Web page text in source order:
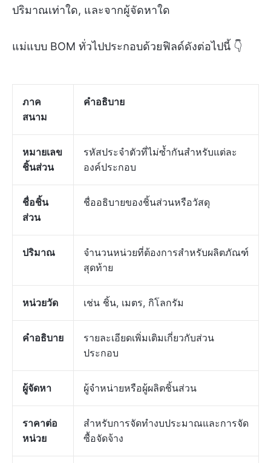
ปริมาณเท่าใด, และจากผู้จัดหาใด
แม่แบบ BOM ทั่วไปประกอบด้วยฟิลด์ดังต่อไปนี้ 👇
ภาค
สนาม
คำอธิบาย
หมายเลข
ชิ้นส่วน
รหัสประจำตัวที่ไม่ซ้ำกันสำหรับแต่ละ
องค์ประกอบ
ชื่อชิ้น
ส่วน
ชื่ออธิบายของชิ้นส่วนหรือวัสดุ
ปริมาณ
จำนวนหน่วยที่ต้องการสำหรับผลิตภัณฑ์
สุดท้าย
หน่วยวัด เช่น ชิ้น, เมตร, กิโลกรัม
คำอธิบาย
รายละเอียดเพิ่มเติมเกี่ยวกับส่วน
ประกอบ
ผู้จัดหา ผู้จำหน่ายหรือผู้ผลิตชิ้นส่วน
ราคาต่อ
หน่วย
สำหรับการจัดทำงบประมาณและการจัด
ซื้อจัดจ้าง